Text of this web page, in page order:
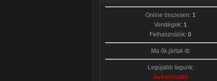
Online összesen: 1
Vendégek: 1
Felhasználók: 0
Ma ők jártak itt:
Legújabb tagunk:
farkaszsa88